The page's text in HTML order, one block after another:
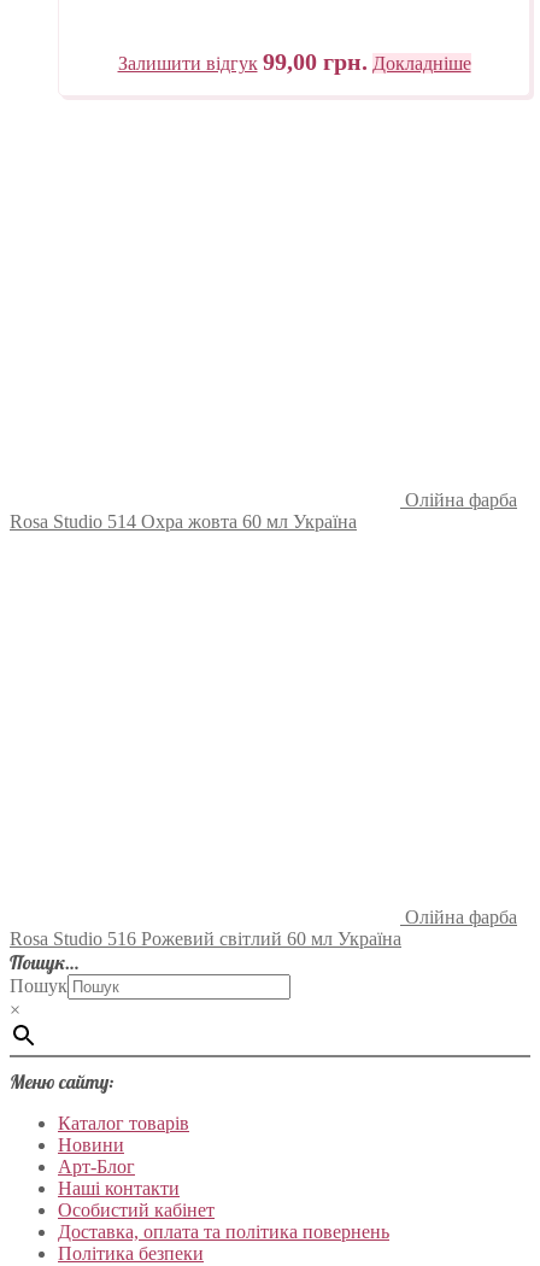
Залишити відгук 99,00 грн. Докладніше
Олійна фарба
Rosa Studio 514 Охра жовта 60 мл Україна
Олійна фарба
Rosa Studio 516 Рожевий світлий 60 мл Україна
Пошук…
Пошук
×
Меню сайту:
Каталог товарів
Новини
Арт-Блог
Наші контакти
Особистий кабінет
Доставка, оплата та політика повернень
Політика безпеки